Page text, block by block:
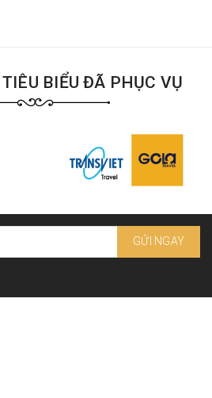
BIỂU ĐÃ PHỤC VỤ
GỬI NGAY